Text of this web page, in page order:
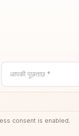
आपकी पूछताछ *
consent is enabled.